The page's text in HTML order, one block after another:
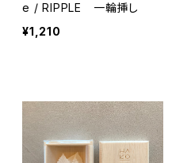
e / RIPPLE 一輪挿し
¥1,210